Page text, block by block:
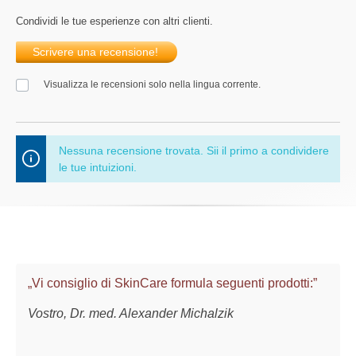
Condividi le tue esperienze con altri clienti.
Scrivere una recensione!
Visualizza le recensioni solo nella lingua corrente.
Nessuna recensione trovata. Sii il primo a condividere
le tue intuizioni.
„Vi consiglio di SkinCare formula seguenti prodotti:”
Vostro, Dr. med. Alexander Michalzik